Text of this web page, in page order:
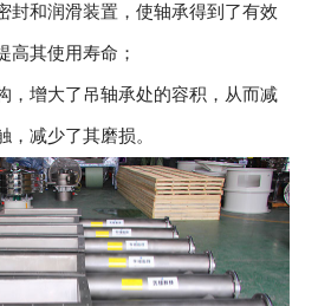
封和润滑装置，使轴承得到了有效
高其使用寿命；
，增大了吊轴承处的容积，从而减
，减少了其磨损。